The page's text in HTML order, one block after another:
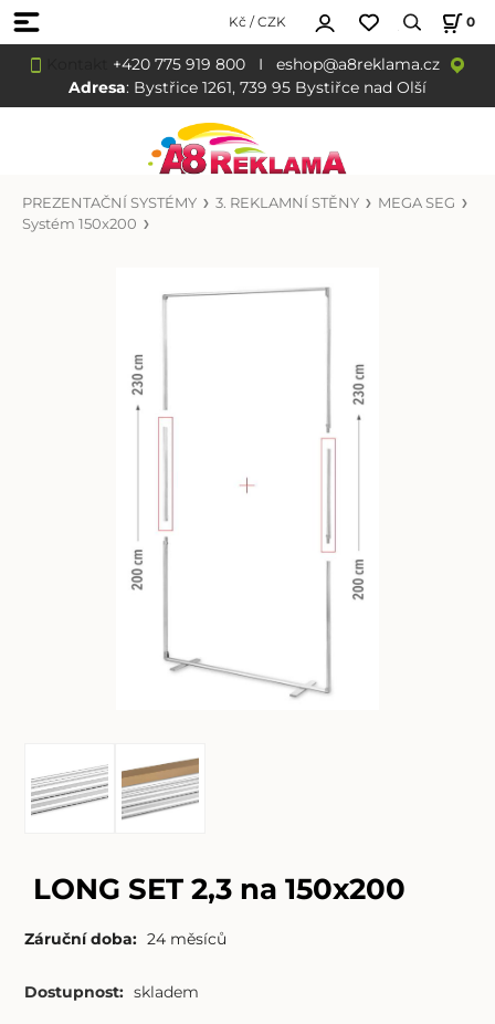
Kč / CZK 0
+420 775 919 800I
eshop@a8reklama.cz
Adresa: Bystřice 1261, 739 95 Bystiřce nad Olší
PREZENTAČNÍ SYSTÉMY 3. REKLAMNÍ STĚNY
MEGA SEG
Systém 150x200
LONG SET 2,3 na 150x200
Záruční doba: 24 měsíců
Dostupnost: skladem